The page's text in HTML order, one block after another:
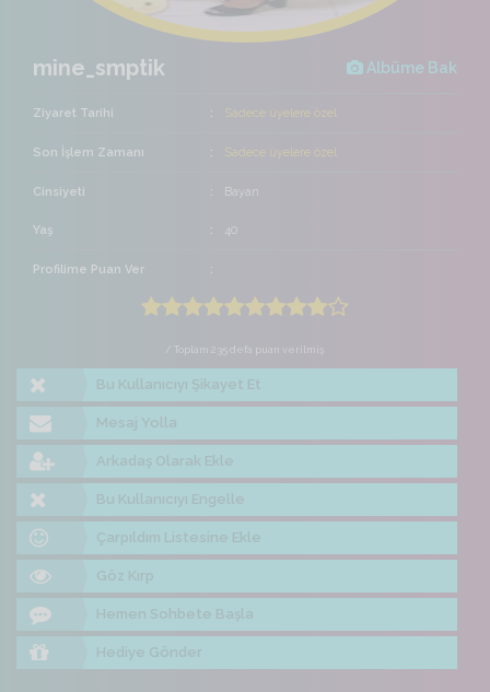
mine_smptik Albüme Bak
Ziyaret Tarihi Sadece üyelere özel
Son İşlem Zamanı Sadece üyelere özel
Cinsiyeti Bayan
Yaş 40
Profilime Puan Ver
/ Toplam 235 defa puan verilmiş
Bu Kullanıcıyı Şikayet Et
Mesaj Yolla
Arkadaş Olarak Ekle
Bu Kullanıcıyı Engelle
Çarpıldım Listesine Ekle
Göz Kırp
Hemen Sohbete Başla
Hediye Gönder